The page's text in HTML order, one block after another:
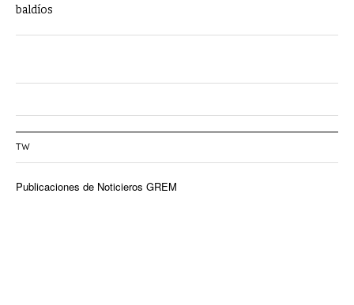
baldíos
TW
Publicaciones de Noticieros GREM